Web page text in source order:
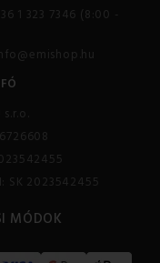
1 323 7346 (8:00 -
SK 2023542455
MÓDOK